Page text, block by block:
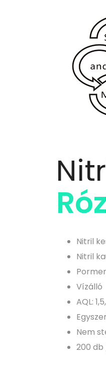
Nitril
Nitril
Vízálló
AQL:
Nem
200